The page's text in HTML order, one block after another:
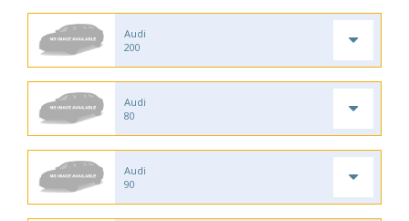
Audi
200
Audi
80
Audi
90